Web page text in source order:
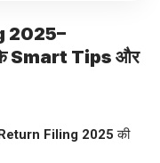
2025–
Smart Tips और
Filing 2025की